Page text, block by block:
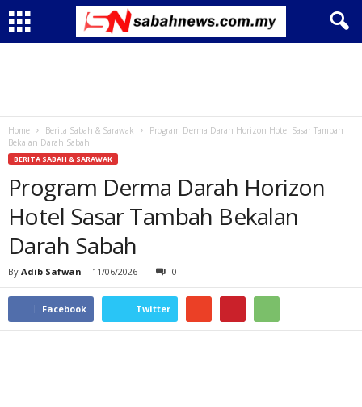
Home Berita Sabah & Sarawak
Program Derma Darah Horizon Hotel Sasar Tambah
Bekalan Darah Sabah
BERITA SABAH & SARAWAK
Program Derma Darah Horizon
Hotel Sasar Tambah Bekalan
Darah Sabah
By Adib Safwan - 11/06/2026 0
Facebook Twitter